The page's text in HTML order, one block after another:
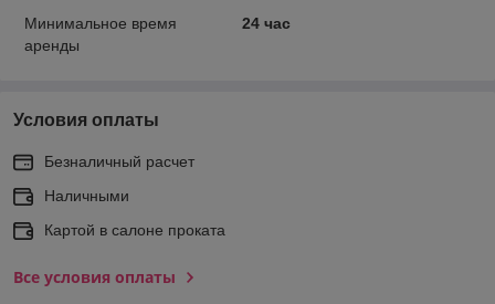
Минимальное время
аренды
24 час
Условия оплаты
Безналичный расчет
Наличными
Картой в салоне проката
Все условия оплаты